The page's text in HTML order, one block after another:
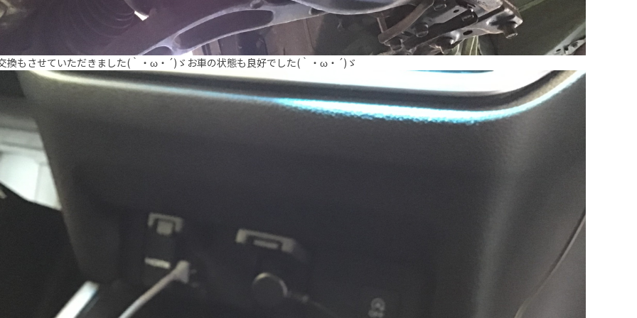
換もさせていただきました(｀・ω・´)ゞお車の状態も良好でした(｀・ω・´)ゞ